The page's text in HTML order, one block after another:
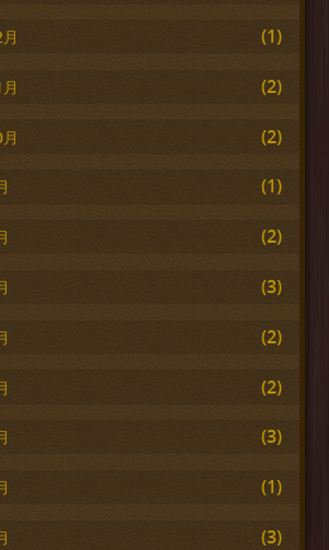
(1)
(2)
(2)
(1)
(2)
(3)
(2)
(2)
(3)
(1)
(3)